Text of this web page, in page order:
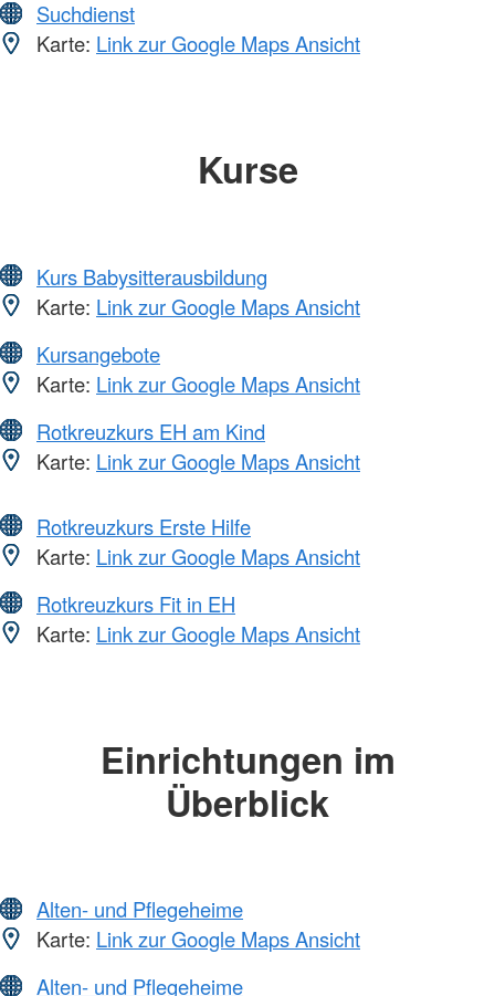
Suchdienst
Karte: Link zur Google Maps Ansicht
Kurse
Kurs Babysitterausbildung
Karte: Link zur Google Maps Ansicht
Kursangebote
Karte: Link zur Google Maps Ansicht
Rotkreuzkurs EH am Kind
Karte: Link zur Google Maps Ansicht
Rotkreuzkurs Erste Hilfe
Karte: Link zur Google Maps Ansicht
Rotkreuzkurs Fit in EH
Karte: Link zur Google Maps Ansicht
Einrichtungen im
Überblick
Alten- und Pflegeheime
Karte: Link zur Google Maps Ansicht
Alten- und Pflegeheime